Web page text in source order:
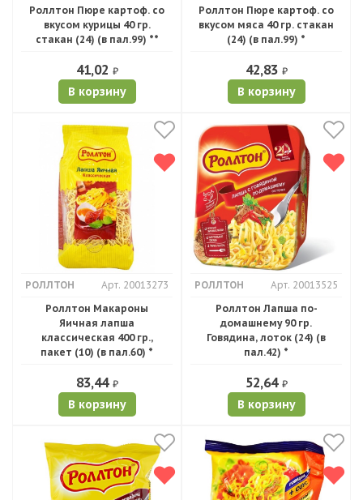
Роллтон Пюре картоф. со
вкусом курицы 40 гр.
стакан (24) (в пал.99) **
41,02 ₽
В корзину
Роллтон Пюре картоф. со
вкусом мяса 40 гр. стакан
(24) (в пал.99) *
42,83 ₽
В корзину
РОЛЛТОН
Арт. 20013273
Роллтон Макароны
Яичная лапша
классическая 400 гр.,
пакет (10) (в пал.60) *
83,44 ₽
В корзину
РОЛЛТОН
Арт. 20013525
Роллтон Лапша по-
домашнему 90 гр.
Говядина, лоток (24) (в
пал.42) *
52,64 ₽
В корзину